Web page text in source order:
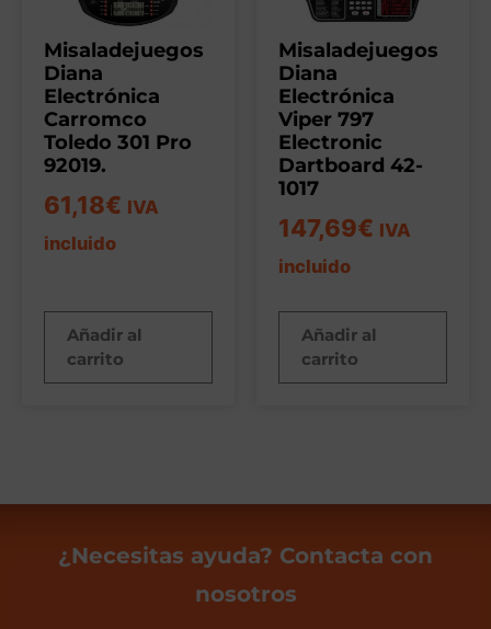
Misaladejuegos
Diana
Electrónica
Carromco
Toledo 301 Pro
92019.
61,18€ IVA
incluido
Añadir al
carrito
Misaladejuegos
Diana
Electrónica
Viper 797
Electronic
Dartboard 42-
1017
147,69€ IVA
incluido
Añadir al
carrito
¿Necesitas ayuda? Contacta con
nosotros